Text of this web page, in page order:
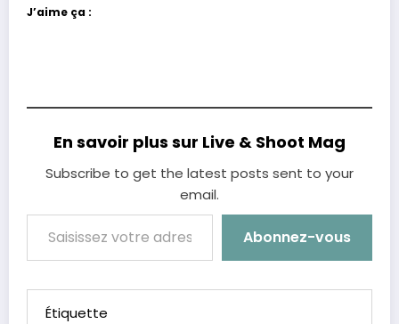
J’aime ça :
En savoir plus sur Live & Shoot Mag
Subscribe to get the latest posts sent to your
email.
Saisissez votre adresse e-mail…
Abonnez-vous
Étiquette